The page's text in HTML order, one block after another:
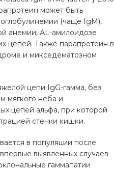
может быть
(чаще IgM),
анемии, АL-амилоидозе
цепей. Также парапротеин в
и микседематозном
цепи IgG-гамма, без
мягкого неба и
цепей альфа, при которой
стенки кишки.
в популяции после
выявленных случаев
гаммапатии